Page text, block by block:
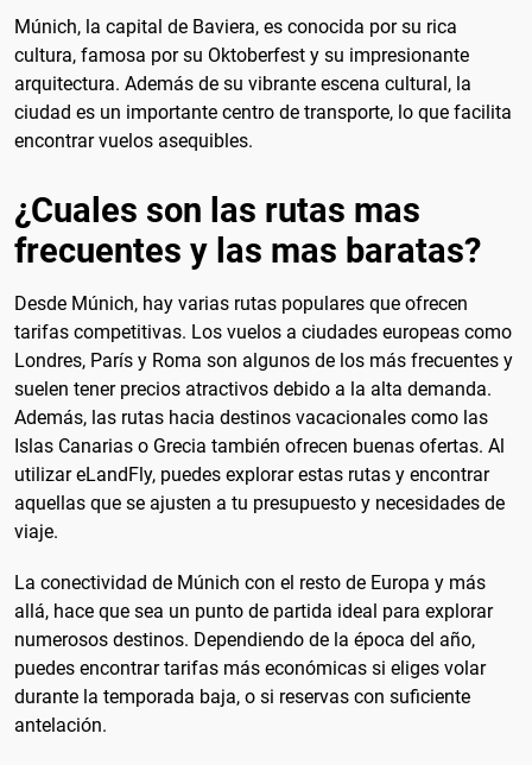
Múnich, la capital de Baviera, es conocida por su rica
cultura, famosa por su Oktoberfest y su impresionante
arquitectura. Además de su vibrante escena cultural, la
ciudad es un importante centro de transporte, lo que facilita
encontrar vuelos asequibles.
¿Cuales son las rutas mas
frecuentes y las mas baratas?
Desde Múnich, hay varias rutas populares que ofrecen
tarifas competitivas. Los vuelos a ciudades europeas como
Londres, París y Roma son algunos de los más frecuentes y
suelen tener precios atractivos debido a la alta demanda.
Además, las rutas hacia destinos vacacionales como las
Islas Canarias o Grecia también ofrecen buenas ofertas. Al
utilizar eLandFly, puedes explorar estas rutas y encontrar
aquellas que se ajusten a tu presupuesto y necesidades de
viaje.
La conectividad de Múnich con el resto de Europa y más
allá, hace que sea un punto de partida ideal para explorar
numerosos destinos. Dependiendo de la época del año,
puedes encontrar tarifas más económicas si eliges volar
durante la temporada baja, o si reservas con suficiente
antelación.